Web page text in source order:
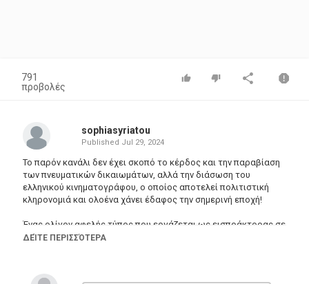
791
προβολές
sophiasyriatou
Published Jul 29, 2024
Το παρόν κανάλι δεν έχει σκοπό το κέρδος και την παραβίαση
των πνευματικών δικαιωμάτων, αλλά την διάσωση του
ελληνικού κινηματογράφου, ο οποίος αποτελεί πολιτιστική
κληρονομιά και ολοένα χάνει έδαφος την σημερινή εποχή!
Ένας ολίγον αφελής τύπος που εργάζεται ως εισπράκτορας σε
κάποια εταιρεία, ο Ξενοφών Τσιγγενές, σώζει από πυρκαγιά τα
εμφαίνεται ότι ο ένας από τους δύο συνεταίρους, ο Κοσμάς,
ΔΕΊΤΕ ΠΕΡΙΣΣΌΤΕΡΑ